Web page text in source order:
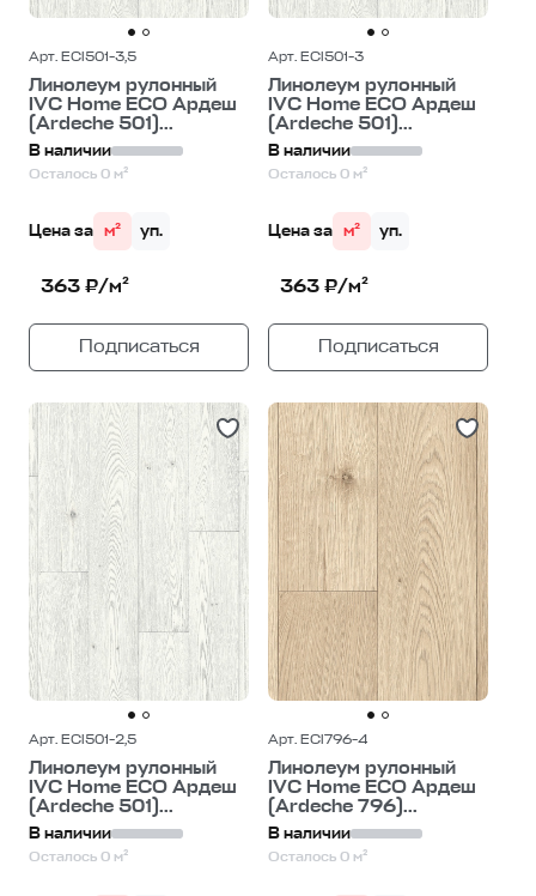
Арт. ECI501-3,5
Линолеум рулонный
IVC Home ECO Ардеш
(Ardeche 501)...
В наличии
Осталось 0 м²
Цена за м² уп.
363 ₽/м²
Подписаться
Арт. ECI501-3
Линолеум рулонный
IVC Home ECO Ардеш
(Ardeche 501)...
В наличии
Осталось 0 м²
Цена за м² уп.
363 ₽/м²
Подписаться
Арт. ECI501-2,5
Линолеум рулонный
IVC Home ECO Ардеш
(Ardeche 501)...
В наличии
Осталось 0 м²
Арт. ECI796-4
Линолеум рулонный
IVC Home ECO Ардеш
(Ardeche 796)...
В наличии
Осталось 0 м²